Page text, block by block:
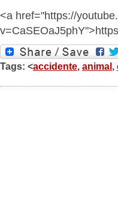
<a href="https://
Tags: <accidente, animal,